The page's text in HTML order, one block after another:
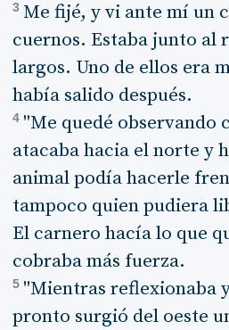
3 Me fijé, y vi ante mí un
cuernos. Estaba junto al
largos. Uno de ellos era
había salido después.
4 "Me quedé observando
atacaba hacia el norte y
animal podía hacerle
tampoco quien pudiera
El carnero hacía lo que
cobraba más fuerza.
5 "Mientras reflexionaba
pronto surgió del oeste